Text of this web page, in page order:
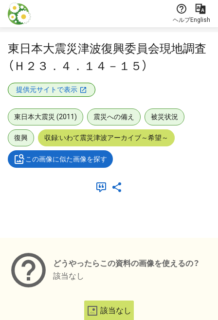
本文に飛ぶ
ヘルプEnglish
東日本大震災津波復興委員会現地調査
（Ｈ２３．４．１４－１５）
提供元サイトで表示
東日本大震災 (2011) 震災への備え 被災状況
復興 収録:いわて震災津波アーカイブ～希望～
この画像に似た画像を探す
どうやったらこの資料の画像を使えるの？
該当なし
該当なし